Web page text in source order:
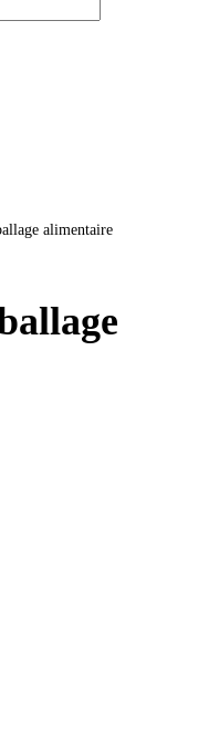
alimentaire